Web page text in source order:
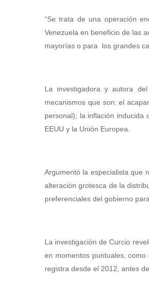
“Se trata de una operación
Venezuela en beneficio de las
mayorías o para los grandes
La investigadora y autora
mecanismos que son: el
personal); la inflación inducida
EEUU y la Unión Europea.
Argumentó la especialista que
alteración grotesca de la
preferenciales del gobierno
La investigación de Curcio
en momentos puntuales,
registra desde el 2012, antes